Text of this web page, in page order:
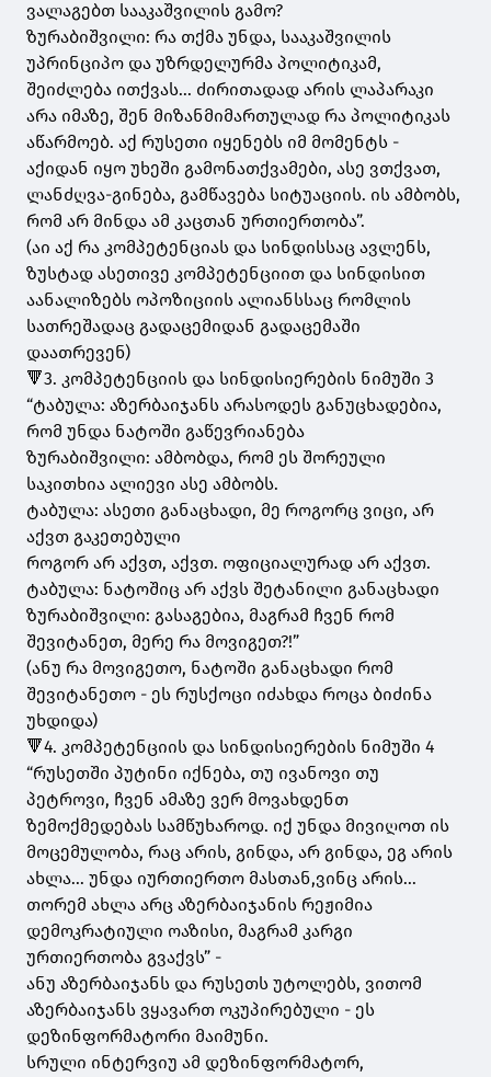
ვალაგებთ სააკაშვილის გამო?
ზურაბიშვილი: რა თქმა უნდა, სააკაშვილის
უპრინციპო და უზრდელურმა პოლიტიკამ,
შეიძლება ითქვას... ძირითადად არის ლაპარაკი
არა იმაზე, შენ მიზანმიმართულად რა პოლიტიკას
აწარმოებ. აქ რუსეთი იყენებს იმ მომენტს -
აქიდან იყო უხეში გამონათქვამები, ასე ვთქვათ,
ლანძღვა-გინება, გამწავება სიტუაციის. ის ამბობს,
რომ არ მინდა ამ კაცთან ურთიერთობა”.
(აი აქ რა კომპეტენციას და სინდისსაც ავლენს,
ზუსტად ასეთივე კომპეტენციით და სინდისით
აანალიზებს ოპოზიციის ალიანსსაც რომლის
სათრეშადაც გადაცემიდან გადაცემაში
დაათრევენ)
🔻3. კომპეტენციის და სინდისიერების ნიმუში 3
“ტაბულა: აზერბაიჯანს არასოდეს განუცხადებია,
რომ უნდა ნატოში გაწევრიანება
ზურაბიშვილი: ამბობდა, რომ ეს შორეული
საკითხია ალიევი ასე ამბობს.
ტაბულა: ასეთი განაცხადი, მე როგორც ვიცი, არ
აქვთ გაკეთებული
როგორ არ აქვთ, აქვთ. ოფიციალურად არ აქვთ.
ტაბულა: ნატოშიც არ აქვს შეტანილი განაცხადი
ზურაბიშვილი: გასაგებია, მაგრამ ჩვენ რომ
შევიტანეთ, მერე რა მოვიგეთ?!”
(ანუ რა მოვიგეთო, ნატოში განაცხადი რომ
შევიტანეთო - ეს რუსქოცი იძახდა როცა ბიძინა
უხდიდა)
🔻4. კომპეტენციის და სინდისიერების ნიმუში 4
“რუსეთში პუტინი იქნება, თუ ივანოვი თუ
პეტროვი, ჩვენ ამაზე ვერ მოვახდენთ
ზემოქმედებას სამწუხაროდ. იქ უნდა მივიღოთ ის
მოცემულობა, რაც არის, გინდა, არ გინდა, ეგ არის
ახლა... უნდა იურთიერთო მასთან,ვინც არის...
თორემ ახლა არც აზერბაიჯანის რეჟიმია
დემოკრატიული ოაზისი, მაგრამ კარგი
ურთიერთობა გვაქვს” -
ანუ აზერბაიჯანს და რუსეთს უტოლებს, ვითომ
აზერბაიჯანს ვყავართ ოკუპირებული - ეს
დეზინფორმატორი მაიმუნი.
სრული ინტერვიუ ამ დეზინფორმატორ,